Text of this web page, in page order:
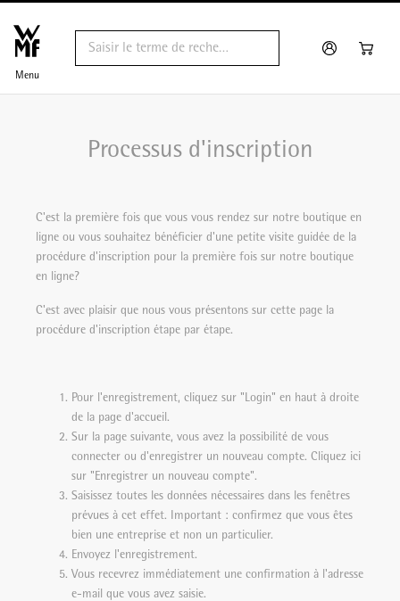
Menu
Processus d'inscription
C'est la première fois que vous vous rendez sur notre boutique en
ligne ou vous souhaitez bénéficier d'une petite visite guidée de la
procédure d'inscription pour la première fois sur notre boutique
en ligne?
C'est avec plaisir que nous vous présentons sur cette page la
procédure d'inscription étape par étape.
Pour l'enregistrement, cliquez sur "Login" en haut à droite
de la page d'accueil.
Sur la page suivante, vous avez la possibilité de vous
connecter ou d'enregistrer un nouveau compte. Cliquez ici
sur "Enregistrer un nouveau compte".
Saisissez toutes les données nécessaires dans les fenêtres
prévues à cet effet. Important : confirmez que vous êtes
bien une entreprise et non un particulier.
Envoyez l'enregistrement.
Vous recevrez immédiatement une confirmation à l'adresse
e-mail que vous avez saisie.